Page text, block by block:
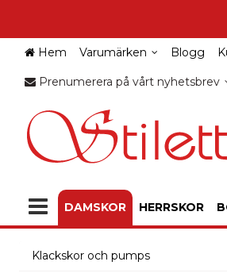
Hem Varumärken Blogg
Prenumerera på vårt nyhetsbrev
DAMSKOR HERRSKOR
Klackskor och pumps